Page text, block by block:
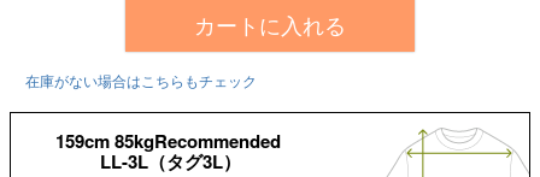
カートに入れる
在庫がない場合はこちらもチェック
159cm 85kgRecommended
LL-3L（タグ3L）